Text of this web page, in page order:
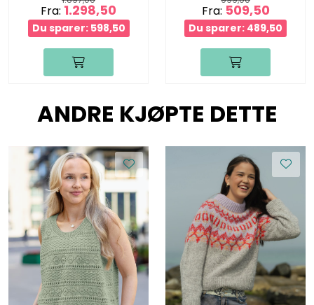
Fra: 1.298,50
Du sparer: 598,50
Fra: 509,50
Du sparer: 489,50
ANDRE KJØPTE DETTE